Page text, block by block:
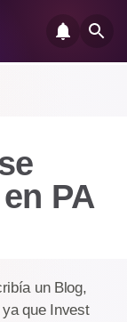
PA
un Blog,
que Invest